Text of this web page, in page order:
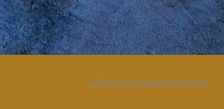
Livro de reclamações